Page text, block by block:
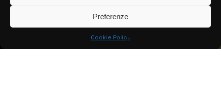
Preferenze
Cookie Policy